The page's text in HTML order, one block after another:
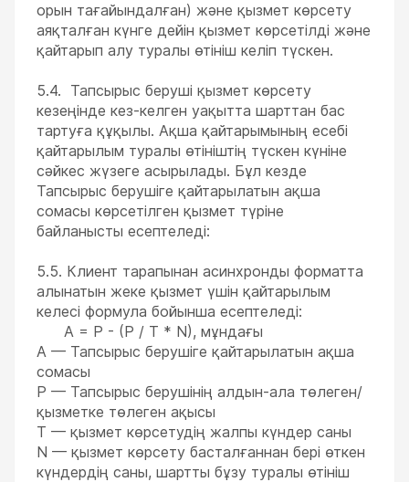
орын тағайындалған) және қызмет көрсету
аяқталған күнге дейін қызмет көрсетілді және
қайтарып алу туралы өтініш келіп түскен.
5.4. Тапсырыс беруші қызмет көрсету
кезеңінде кез-келген уақытта шарттан бас
тартуға құқылы. Ақша қайтарымының есебі
қайтарылым туралы өтініштің түскен күніне
сәйкес жүзеге асырылады. Бұл кезде
Тапсырыс берушіге қайтарылатын ақша
сомасы көрсетілген қызмет түріне
байланысты есептеледі:
5.5. Клиент тарапынан асинхронды форматта
алынатын жеке қызмет үшін қайтарылым
келесі формула бойынша есептеледі:
A = P - (P / T * N), мұндағы
А — Тапсырыс берушіге қайтарылатын ақша
сомасы
P — Тапсырыс берушінің алдын-ала төлеген/
қызметке төлеген ақысы
T — қызмет көрсетудің жалпы күндер саны
N — қызмет көрсету басталғаннан бері өткен
күндердің саны, шартты бұзу туралы өтініш